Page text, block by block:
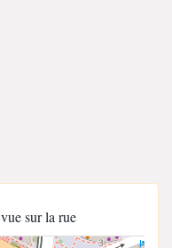
vue sur la rue